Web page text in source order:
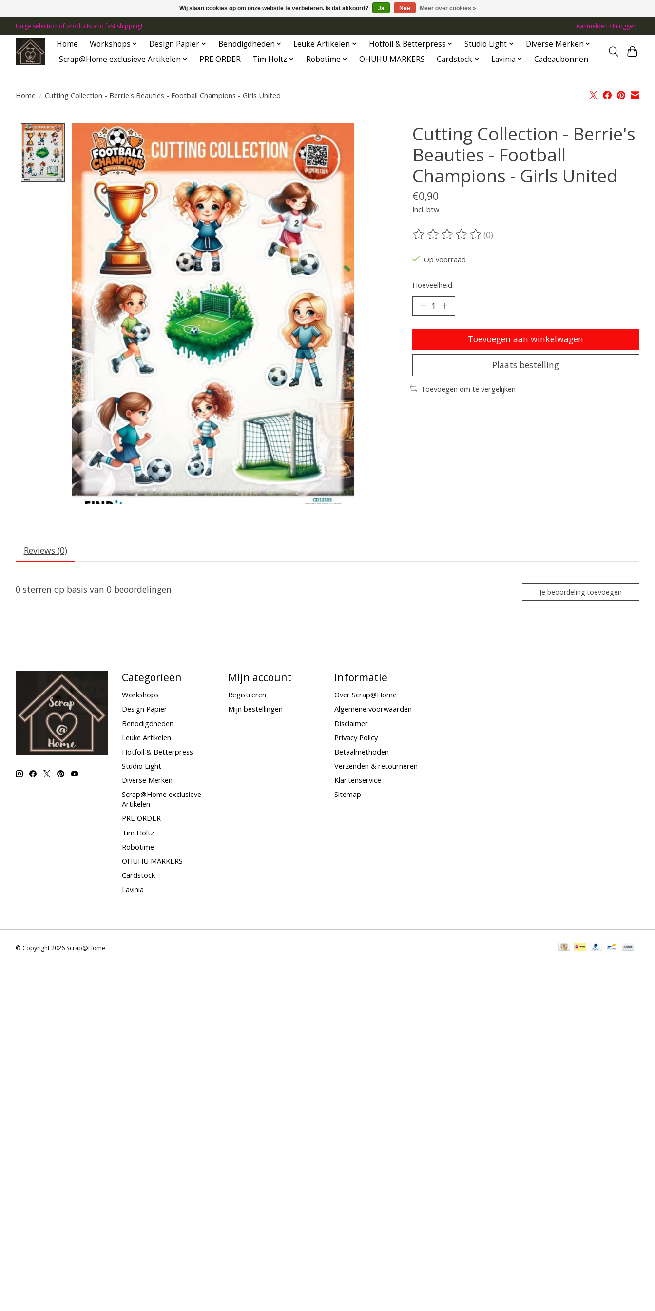
Large selection of products and fast shipping! Aanmelden / Inloggen
Home Workshops Design Papier Benodigdheden Leuke Artikelen Hotfoil & Betterpress Studio Light
Diverse Merken
Scrap@Home exclusieve Artikelen
PRE ORDER Tim Holtz Robotime OHUHU MARKERS Cardstock Lavinia Cadeaubonnen
Home / Cutting Collection - Berrie's Beauties - Football Champions - Girls United
Product image slideshow Items
Cutting Collection - Berrie's
Beauties - Football
Champions - Girls United
€0,90
Incl. btw
De beoordeling van dit product is
(0)
Op voorraad
Hoeveelheid:
Toevoegen aan winkelwagen
Plaats bestelling
Toevoegen om te vergelijken
Reviews (0)
0 sterren op basis van 0 beoordelingen Je beoordeling toevoegen
Categorieën
Workshops
Design Papier
Benodigdheden
Leuke Artikelen
Hotfoil & Betterpress
Studio Light
Diverse Merken
Scrap@Home exclusieve
Artikelen
PRE ORDER
Tim Holtz
Robotime
OHUHU MARKERS
Cardstock
Lavinia
Mijn account
Registreren
Mijn bestellingen
Informatie
Over Scrap@Home
Algemene voorwaarden
Disclaimer
Privacy Policy
Betaalmethoden
Verzenden & retourneren
Klantenservice
Sitemap
© Copyright 2026 Scrap@Home
Wij slaan cookies op om onze website te verbeteren. Is dat akkoord? Ja Nee Meer over cookies »